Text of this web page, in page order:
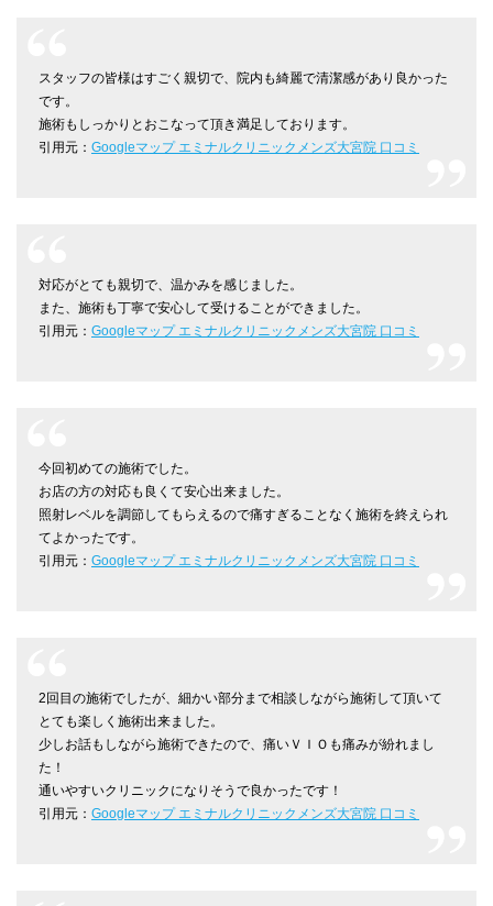
スタッフの皆様はすごく親切で、院内も綺麗で清潔感があり良かった
です。
施術もしっかりとおこなって頂き満足しております。
引用元： Googleマップ エミナルクリニックメンズ大宮院 口コミ
対応がとても親切で、温かみを感じました。
また、施術も丁寧で安心して受けることができました。
引用元： Googleマップ エミナルクリニックメンズ大宮院 口コミ
今回初めての施術でした。
お店の方の対応も良くて安心出来ました。
照射レベルを調節してもらえるので痛すぎることなく施術を終えられ
てよかったです。
引用元： Googleマップ エミナルクリニックメンズ大宮院 口コミ
2回目の施術でしたが、細かい部分まで相談しながら施術して頂いて
とても楽しく施術出来ました。
少しお話もしながら施術できたので、痛いＶＩＯも痛みが紛れまし
た！
通いやすいクリニックになりそうで良かったです！
引用元： Googleマップ エミナルクリニックメンズ大宮院 口コミ